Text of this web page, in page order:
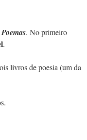
. No primeiro
.
livros de poesia (um da